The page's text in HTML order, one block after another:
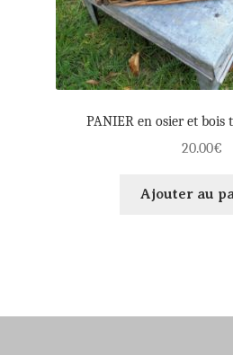
PANIER en osier et bois
20.00€
Ajouter au